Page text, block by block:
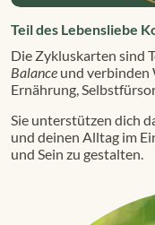
Teil des Lebensliebe
Die Zykluskarten sind
Balance und verbinden
Ernährung,
Sie unterstützen dich
und deinen Alltag im
und Sein zu gestalten.